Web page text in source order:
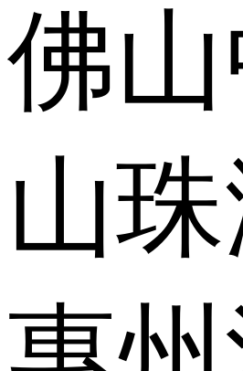
佛山
山